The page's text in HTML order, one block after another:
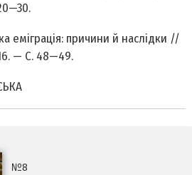
еміграція: причини й наслідки //
— С. 48—49.
№8